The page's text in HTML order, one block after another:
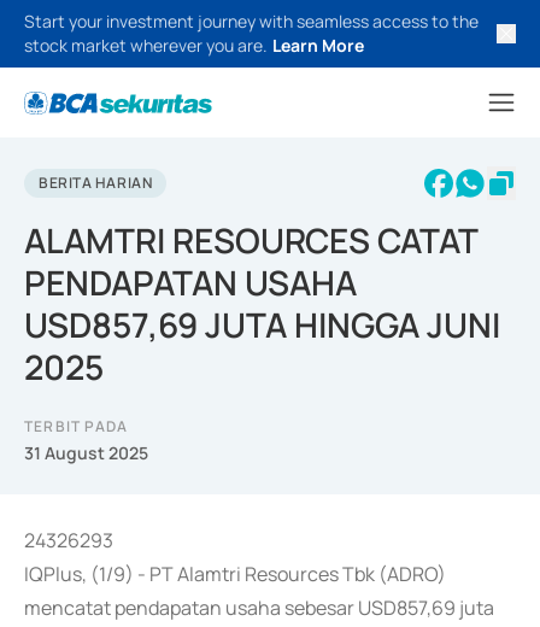
Start your investment journey with seamless access to the
stock market wherever you are. Learn More
BERITA HARIAN
ALAMTRI RESOURCES CATAT
PENDAPATAN USAHA
USD857,69 JUTA HINGGA JUNI
2025
TERBIT PADA
31 August 2025
24326293
IQPlus, (1/9) - PT Alamtri Resources Tbk (ADRO)
mencatat pendapatan usaha sebesar USD857,69 juta